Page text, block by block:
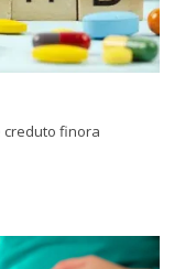
creduto finora